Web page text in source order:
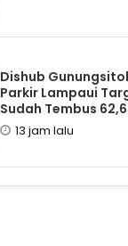
Dishub
Parkir Lampaui
Sudah Tembus
13 jam lalu